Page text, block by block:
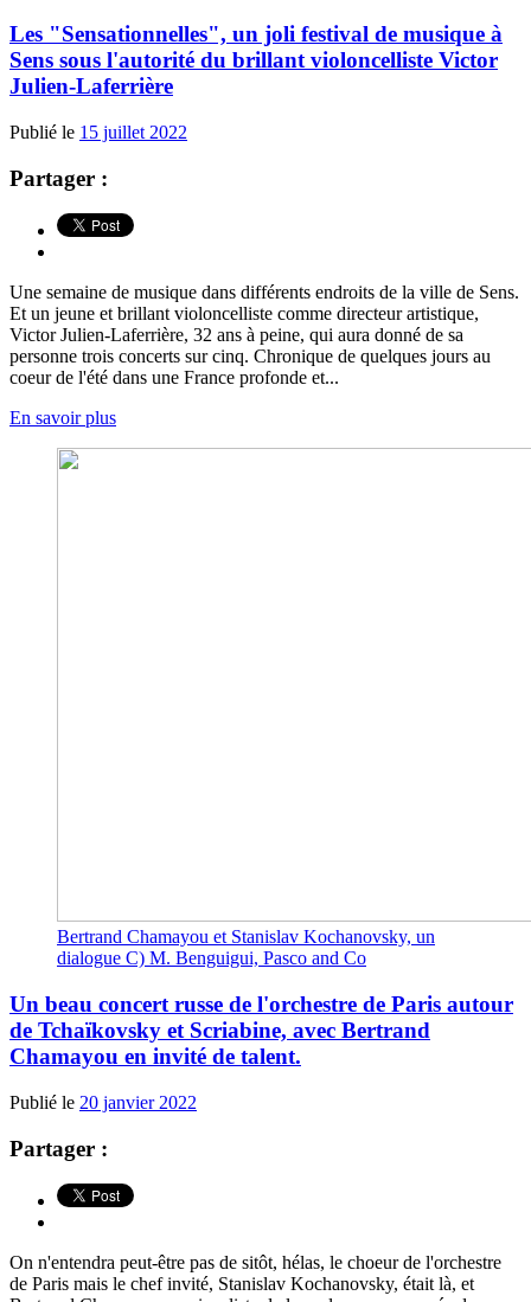
Les "Sensationnelles", un joli festival de musique à
Sens sous l'autorité du brillant violoncelliste Victor
Julien-Laferrière
Publié le 15 juillet 2022
Partager :
Une semaine de musique dans différents endroits de la ville de Sens.
Et un jeune et brillant violoncelliste comme directeur artistique,
Victor Julien-Laferrière, 32 ans à peine, qui aura donné de sa
personne trois concerts sur cinq. Chronique de quelques jours au
coeur de l'été dans une France profonde et...
En savoir plus
Bertrand Chamayou et Stanislav Kochanovsky, un
dialogue C) M. Benguigui, Pasco and Co
Un beau concert russe de l'orchestre de Paris autour
de Tchaïkovsky et Scriabine, avec Bertrand
Chamayou en invité de talent.
Publié le 20 janvier 2022
Partager :
On n'entendra peut-être pas de sitôt, hélas, le choeur de l'orchestre
de Paris mais le chef invité, Stanislav Kochanovsky, était là, et